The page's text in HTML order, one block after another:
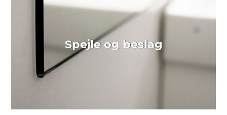
Spejle og beslag